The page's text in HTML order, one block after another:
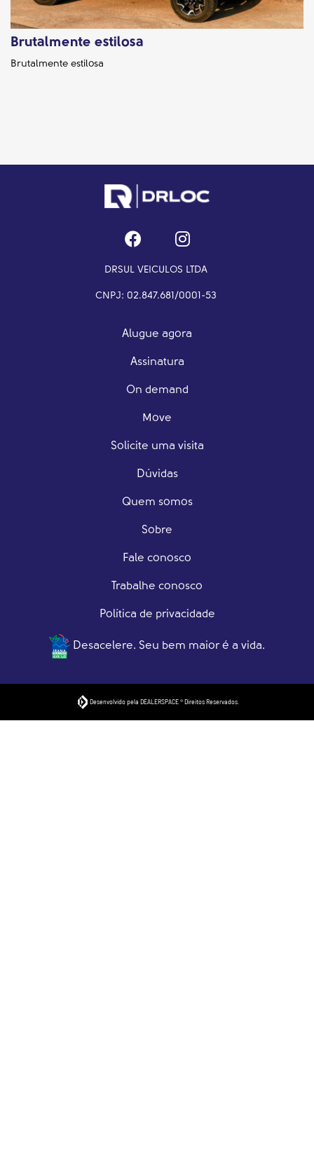
Brutalmente estilosa
Brutalmente estilosa
DRSUL VEICULOS LTDA
CNPJ: 02.847.681/0001-53
Alugue agora
Assinatura
On demand
Move
Solicite uma visita
Dúvidas
Quem somos
Sobre
Fale conosco
Trabalhe conosco
Política de privacidade
Desacelere. Seu bem maior é a vida.
Desenvolvido pela DEALERSPACE ® Direitos Reservados.